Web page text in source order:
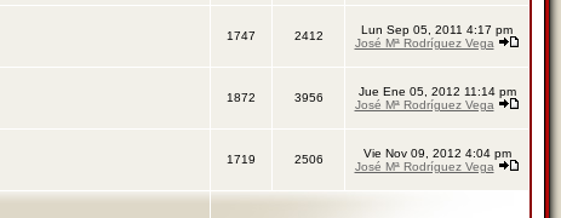
1747 2412
Lun Sep 05, 2011 4:17 pm
José Mª Rodríguez Vega
1872 3956
Jue Ene 05, 2012 11:14 pm
José Mª Rodríguez Vega
1719 2506
Vie Nov 09, 2012 4:04 pm
José Mª Rodríguez Vega